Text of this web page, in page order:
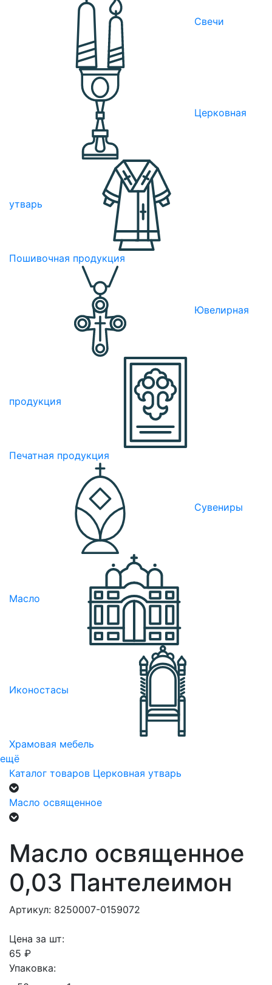
Свечи
Церковная
утварь
Пошивочная продукция
Ювелирная
продукция
Печатная продукция
Сувениры
Масло
Иконостасы
Храмовая мебель
ещё
Каталог товаров Церковная утварь
Масло освященное
Масло освященное
0,03 Пантелеимон
Артикул: 8250007-0159072
Цена за шт:
65 ₽
Упаковка: